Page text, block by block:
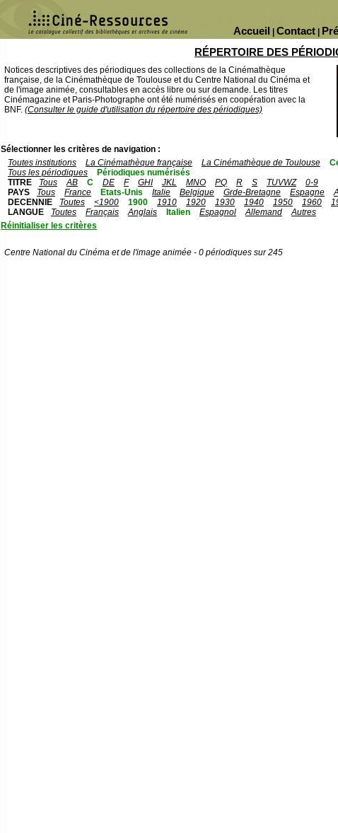
Contact
Accueil
RÉPERTOIRE DES
Notices descriptives des périodiques des collections de la Cinémathèque
française, de la Cinémathèque de Toulouse et du Centre National du Cinéma et
de l'image animée, consultables en accès libre ou sur demande. Les titres
Cinémagazine et Paris-Photographe ont été numérisés en coopération avec la
BNF. (Consulter le guide d'utilisation du répertoire des périodiques)
Sélectionner les critères de navigation :
Toutes institutions
La Cinémathèque française La Cinémathèque de Toulouse
Tous les périodiques
Périodiques numérisés
TITRE
Tous AB C DE F GHI JKL MNO PQ R S TUVWZ
0-9
PAYS
Tous France Etats-Unis Italie Belgique Grde-Bretagne Espagne
DECENNIE
Toutes <1900 1900 1910 1920 1930 1940 1950 1960
LANGUE
Toutes Français Anglais Italien Espagnol Allemand
Autres
Réinitialiser les critères
Centre National du Cinéma et de l'image animée - 0 périodiques sur 245